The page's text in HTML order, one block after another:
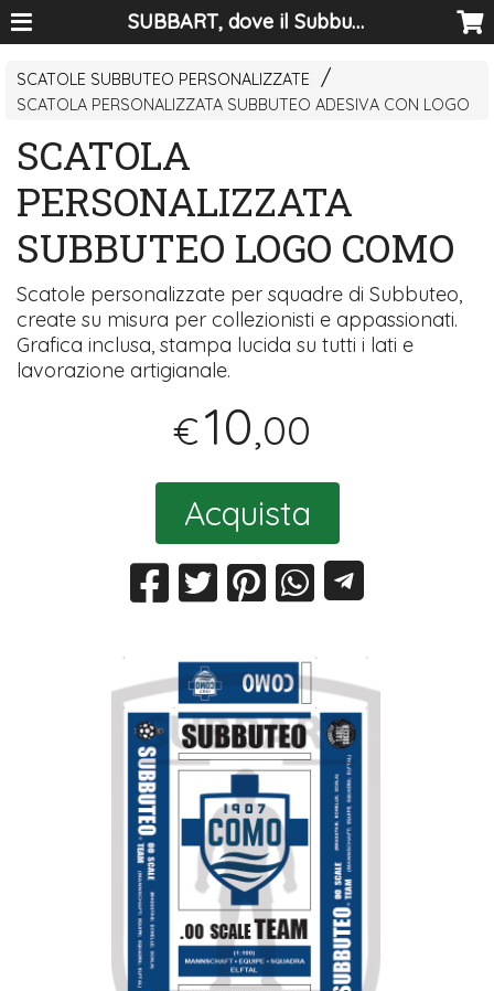
SUBBART, dove il Subbuteo diventa arte
SCATOLE SUBBUTEO PERSONALIZZATE
SCATOLA PERSONALIZZATA SUBBUTEO ADESIVA CON LOGO
SCATOLA
PERSONALIZZATA
SUBBUTEO LOGO COMO
Scatole personalizzate per squadre di Subbuteo,
create su misura per collezionisti e appassionati.
Grafica inclusa, stampa lucida su tutti i lati e
lavorazione artigianale.
€10,00
Acquista